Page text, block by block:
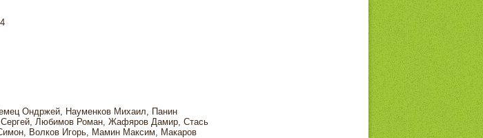
Ондржей, Науменков Михаил, Панин
Сергей, Любимов Роман, Жафяров Дамир, Стась
Волков Игорь, Мамин Максим, Макаров